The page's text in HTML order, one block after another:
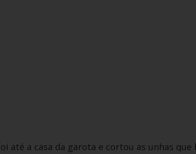
até a casa da garota e cortou as unhas